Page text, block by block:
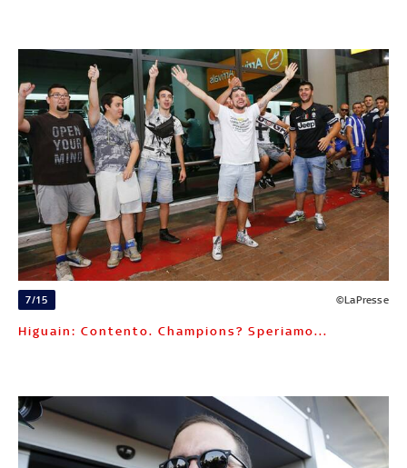
7/15 ©LaPresse
Higuain: Contento. Champions? Speriamo...